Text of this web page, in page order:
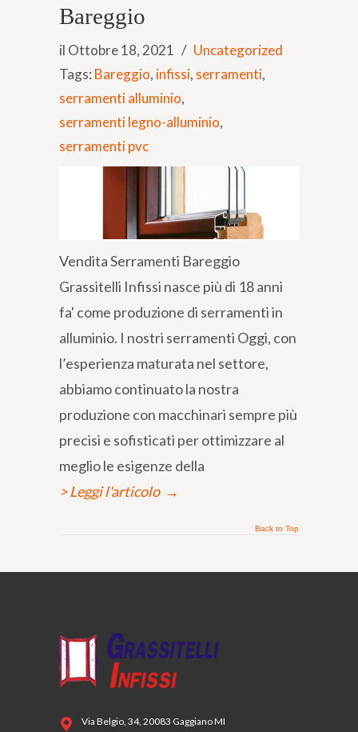
Bareggio
il Ottobre 18, 2021 / Uncategorized
Tags: Bareggio, infissi, serramenti,
serramenti alluminio,
serramenti legno-alluminio,
serramenti pvc
Vendita Serramenti Bareggio
Grassitelli Infissi nasce più di 18 anni
fa' come produzione di serramenti in
alluminio. I nostri serramenti Oggi, con
l’esperienza maturata nel settore,
abbiamo continuato la nostra
produzione con macchinari sempre più
precisi e sofisticati per ottimizzare al
meglio le esigenze della
> Leggi l'articolo →
Back to Top
Via Belgio, 34, 20083 Gaggiano MI